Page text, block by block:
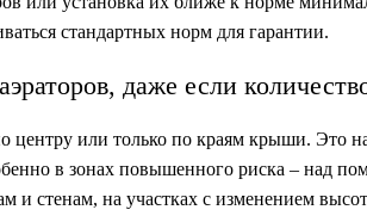
стандартных норм для гарантии.
даже если
центру или только по краям крыши. Это
в зонах повышенного риска – над
стенам, на участках с изменением